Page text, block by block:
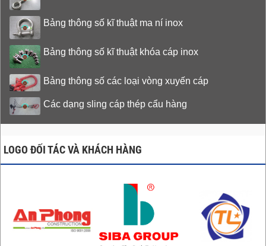
Bảng thông số kĩ thuật ma ní inox
Bảng thông số kĩ thuật khóa cáp inox
Bảng thông số các loại vòng xuyến cáp
Các dạng sling cáp thép cẩu hàng
LOGO ĐỐI TÁC VÀ KHÁCH HÀNG